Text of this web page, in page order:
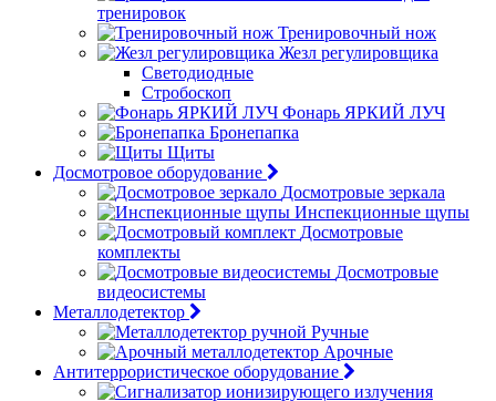
тренировок
Тренировочный нож
Жезл регулировщика
Светодиодные
Стробоскоп
Фонарь ЯРКИЙ ЛУЧ
Бронепапка
Щиты
Досмотровое оборудование
Досмотровые зеркала
Инспекционные щупы
Досмотровые
комплекты
Досмотровые
видеосистемы
Металлодетектор
Ручные
Арочные
Антитеррористическое оборудование